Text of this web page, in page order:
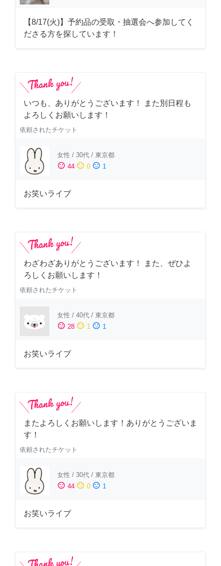
【8/17(火)】予約品の受取・抽選会へ参加してく
ださる方を探しています！
いつも、ありがとうございます！ また別日程も
よろしくお願いします！
依頼されたチケット
女性 / 30代 / 東京都
sentiment_satisfied 44 sentiment_neutral 0 sentiment_dissatisfied 1
お笑いライブ
わざわざありがとうございます！ また、ぜひよ
ろしくお願いします！
依頼されたチケット
女性 / 40代 / 東京都
sentiment_satisfied 28 sentiment_neutral 1 sentiment_dissatisfied 1
お笑いライブ
またよろしくお願いします！ありがとうございま
す！
依頼されたチケット
女性 / 30代 / 東京都
sentiment_satisfied 44 sentiment_neutral 0 sentiment_dissatisfied 1
お笑いライブ